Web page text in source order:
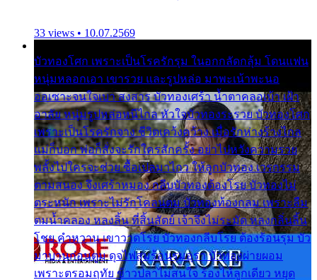
33 views • 10.07.2569
บัวทองโศก เพราะเป็นโรครักรุม ในอกกลัดกลุ้ม โดนแฟน
หนุ่มหลอกเอา เขารวย และรูปหล่อ มาพะเน้าพะนอ
ออเซาะจนใจเบา สงสาร บัวทองเศร้า น้ำตาคลอเบ้า เฝ้า
อาลัย หนุ่มรูปหล่อหนีไกล หัวใจบัวทองระรวย บัวทองโศก
เพราะเป็นโรครักจาง ชีวิตเคว้งคว้าง เมื่อรักห่างร้างไกล
แม่ก็บอก พ่อก็สั่งจะรักใครสักครั้ง อย่าไปหวังความรวย
พลั้งไปใครจะช่วย ซื้อเปลมาไกว ให้ลูกบัวทอง เวรกรรม
ตามสนอง จึงเศร้าหมอง กลีบบัวทองต้องโรย บัวทองไม่
ตระหนัก เพราะไม่รักโคลนตม บัวทองท้องกลม เพราะลืม
ตมน้ำคลอง หลงลิ้น ที่สิ้นสัตย์ เจ้าจึงไม่ระมัด หลงกลิ่นลิ้น
โชย คำหวาน เขาวาดโรย บัวทองกลีบโรย ต้องร้อนรุม บัว
มาบานก่อนตูม ดุจไฟสุมร้อนรุมอุรา บัวทองผ่ายผอม
เพราะตรอมฤทัย ข้าวปลาไม่สนใจ ร้องไห้ลูกเดียว หยุด